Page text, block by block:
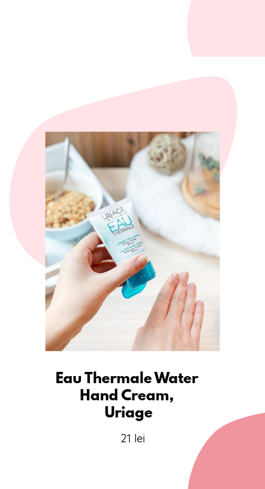
Eau Thermale Water
Hand Cream,
Uriage
21 lei